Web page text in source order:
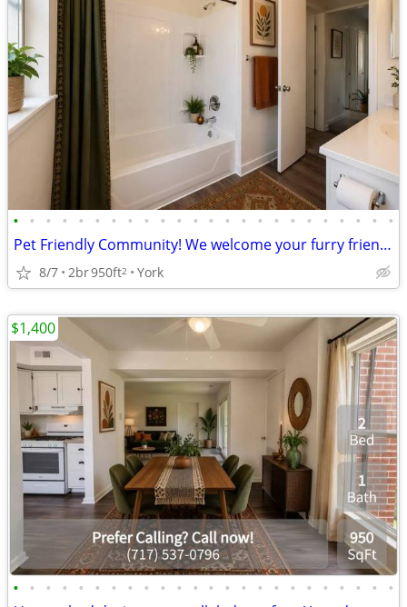
• • • • • • • • • • • • • • • • • • • • • • • •
Pet Friendly Community! We welcome your furry friends!
8/7 2br950ft2 York
• • • • • • • • • • • • • • • • • • • • • • • •
$1,400